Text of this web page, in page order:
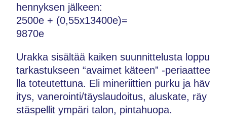
hennyksen jälkeen:
2500e + (0,55x13400e)=
9870e
Urakka sisältää kaiken suunnittelusta loppu
tarkastukseen “avaimet käteen” -periaattee
lla toteutettuna. Eli mineriittien purku ja häv
itys, vanerointi/täyslaudoitus, aluskate, räy
stäspellit ympäri talon, pintahuopa.